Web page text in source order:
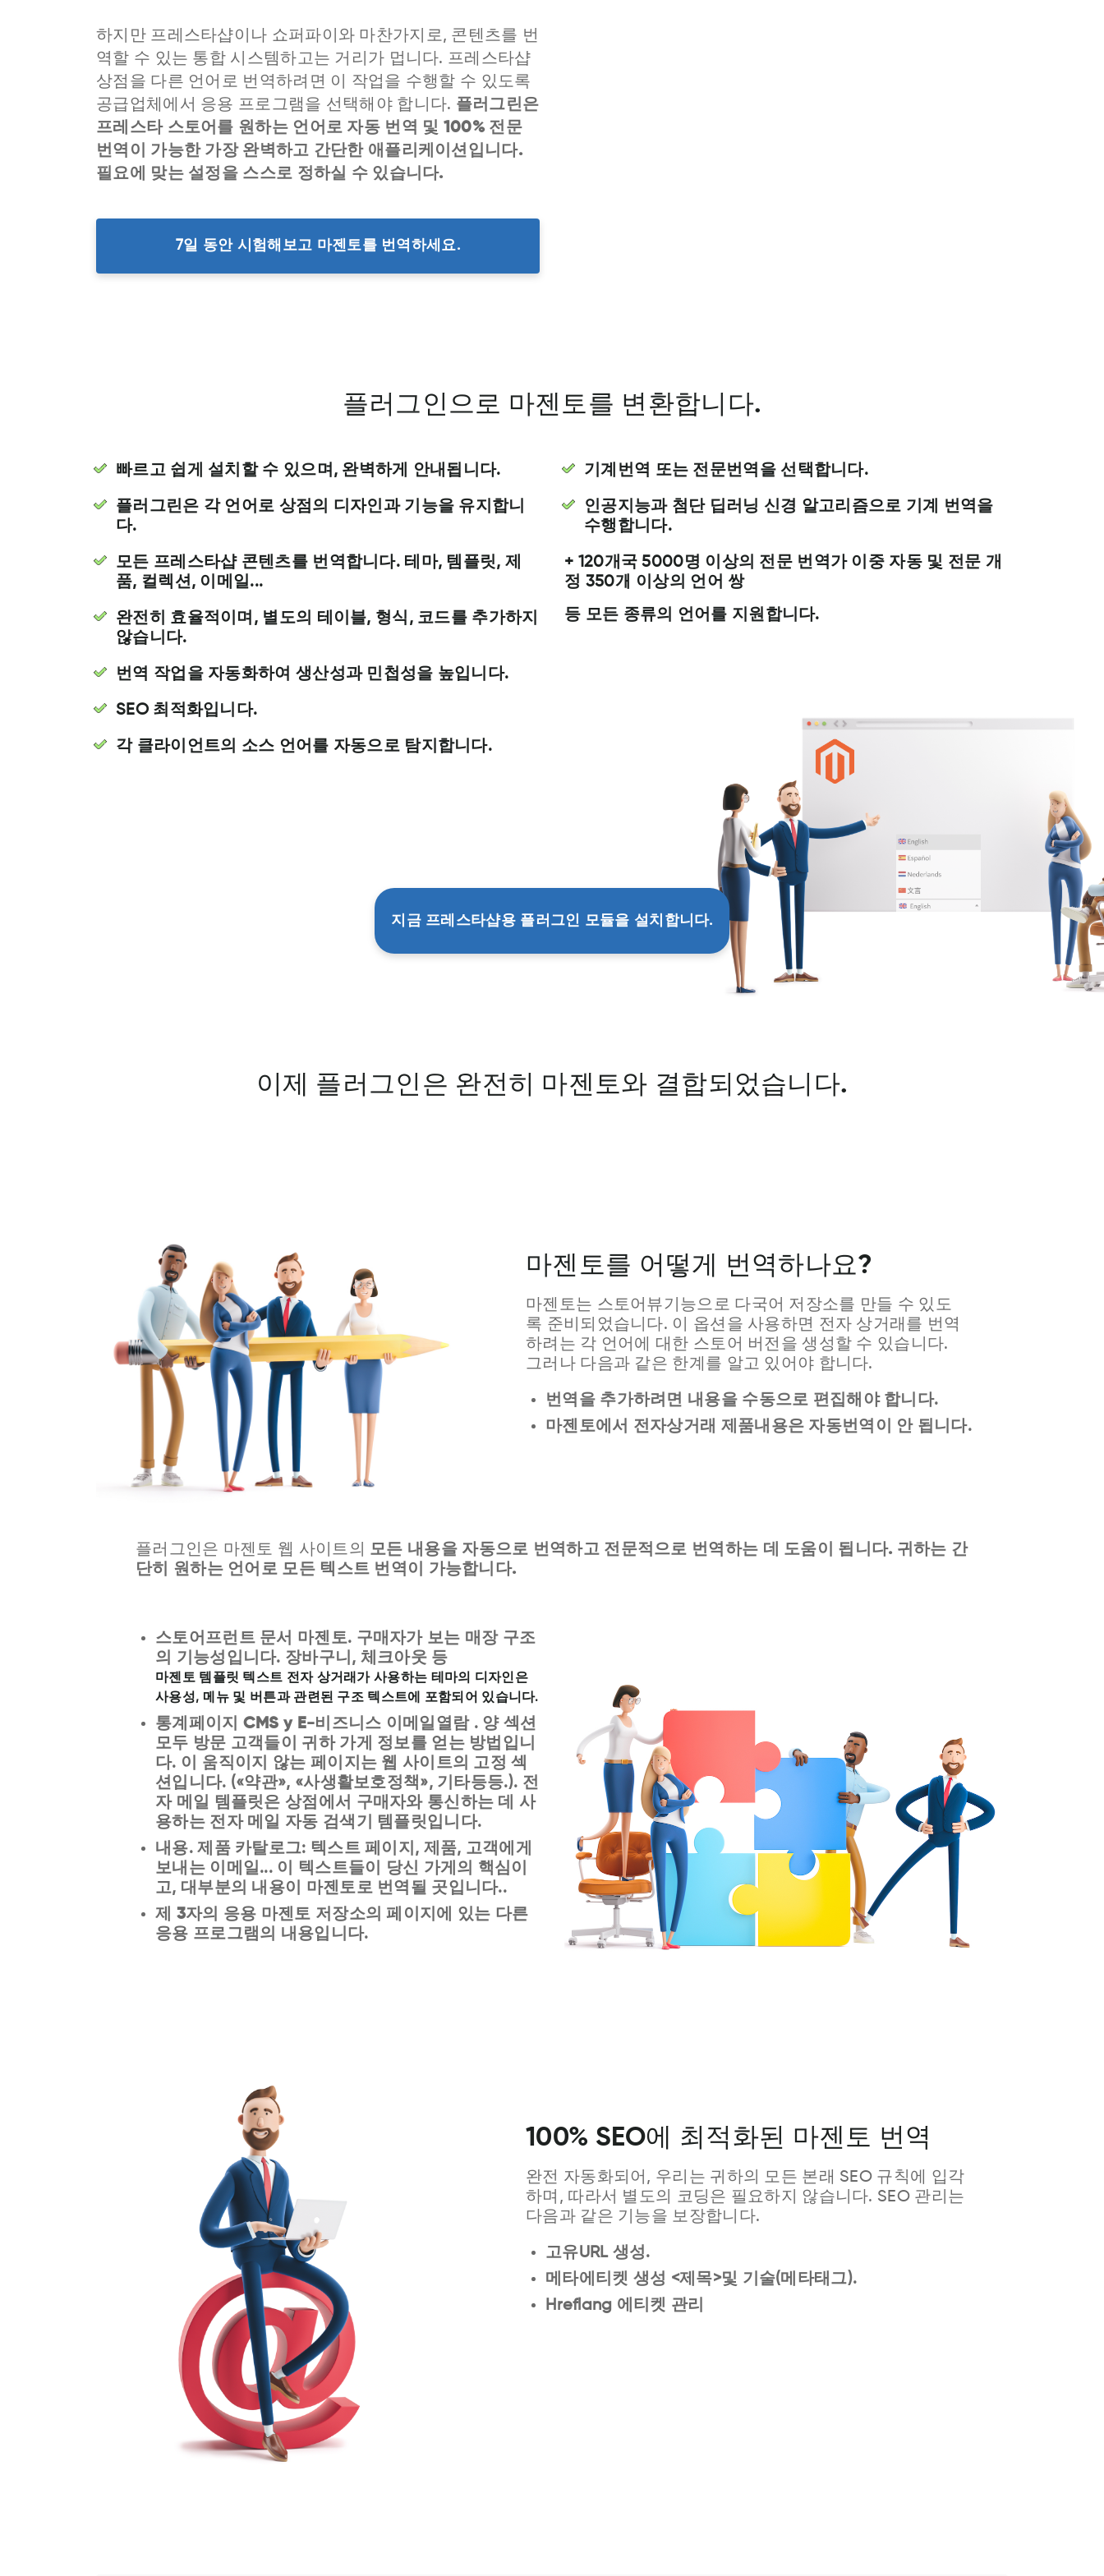
하지만 프레스타샵이나 쇼퍼파이와 마찬가지로, 콘텐츠를 번
역할 수 있는 통합 시스템하고는 거리가 멉니다. 프레스타샵
상점을 다른 언어로 번역하려면 이 작업을 수행할 수 있도록
공급업체에서 응용 프로그램을 선택해야 합니다. 플러그린은
프레스타 스토어를 원하는 언어로 자동 번역 및 100% 전문
번역이 가능한 가장 완벽하고 간단한 애플리케이션입니다.
필요에 맞는 설정을 스스로 정하실 수 있습니다.
7일 동안 시험해보고 마젠토를 번역하세요.
플러그인으로 마젠토를 변환합니다.
빠르고 쉽게 설치할 수 있으며, 완벽하게 안내됩니다.
플러그린은 각 언어로 상점의 디자인과 기능을 유지합니
다.
모든 프레스타샵 콘텐츠를 번역합니다. 테마, 템플릿, 제
품, 컬렉션, 이메일...
완전히 효율적이며, 별도의 테이블, 형식, 코드를 추가하지
않습니다.
번역 작업을 자동화하여 생산성과 민첩성을 높입니다.
SEO 최적화입니다.
각 클라이언트의 소스 언어를 자동으로 탐지합니다.
기계번역 또는 전문번역을 선택합니다.
인공지능과 첨단 딥러닝 신경 알고리즘으로 기계 번역을
수행합니다.
+ 120개국 5000명 이상의 전문 번역가 이중 자동 및 전문 개
정 350개 이상의 언어 쌍
등 모든 종류의 언어를 지원합니다.
지금 프레스타샵용 플러그인 모듈을 설치합니다.
이제 플러그인은 완전히 마젠토와 결합되었습니다.
마젠토를 어떻게 번역하나요?
마젠토는 스토어뷰기능으로 다국어 저장소를 만들 수 있도
록 준비되었습니다. 이 옵션을 사용하면 전자 상거래를 번역
하려는 각 언어에 대한 스토어 버전을 생성할 수 있습니다.
그러나 다음과 같은 한계를 알고 있어야 합니다.
번역을 추가하려면 내용을 수동으로 편집해야 합니다.
마젠토에서 전자상거래 제품내용은 자동번역이 안 됩니다.
플러그인은 마젠토 웹 사이트의 모든 내용을 자동으로 번역하고 전문적으로 번역하는 데 도움이 됩니다. 귀하는 간
단히 원하는 언어로 모든 텍스트 번역이 가능합니다.
스토어프런트 문서 마젠토. 구매자가 보는 매장 구조
의 기능성입니다. 장바구니, 체크아웃 등
마젠토 템플릿 텍스트 전자 상거래가 사용하는 테마의 디자인은
사용성, 메뉴 및 버튼과 관련된 구조 텍스트에 포함되어 있습니다.
통계페이지 CMS y E-비즈니스 이메일열람 . 양 섹션
모두 방문 고객들이 귀하 가게 정보를 얻는 방법입니
다. 이 움직이지 않는 페이지는 웹 사이트의 고정 섹
션입니다. («약관», «사생활보호정책», 기타등등.). 전
자 메일 템플릿은 상점에서 구매자와 통신하는 데 사
용하는 전자 메일 자동 검색기 템플릿입니다.
내용. 제품 카탈로그: 텍스트 페이지, 제품, 고객에게
보내는 이메일... 이 텍스트들이 당신 가게의 핵심이
고, 대부분의 내용이 마젠토로 번역될 곳입니다..
제 3자의 응용 마젠토 저장소의 페이지에 있는 다른
응용 프로그램의 내용입니다.
100% SEO에 최적화된 마젠토 번역
완전 자동화되어, 우리는 귀하의 모든 본래 SEO 규칙에 입각
하며, 따라서 별도의 코딩은 필요하지 않습니다. SEO 관리는
다음과 같은 기능을 보장합니다.
고유URL 생성.
메타에티켓 생성 <제목>및 기술(메타태그).
Hreflang 에티켓 관리